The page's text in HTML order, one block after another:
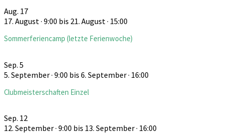
Aug. 17
17. August · 9:00 bis 21. August · 15:00
Sommerferiencamp (letzte Ferienwoche)
Sep. 5
5. September · 9:00 bis 6. September · 16:00
Clubmeisterschaften Einzel
Sep. 12
12. September · 9:00 bis 13. September · 16:00